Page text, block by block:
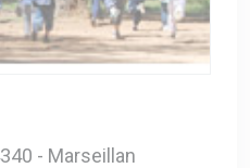
- Marseillan